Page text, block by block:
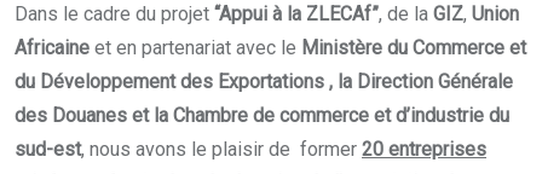
Dans le cadre du projet “Appui à la ZLECAf”, de la GIZ, Union
Africaine et en partenariat avec le Ministère du Commerce et
du Développement des Exportations , la Direction Générale
des Douanes et la Chambre de commerce et d’industrie du
sud-est, nous avons le plaisir de former 20 entreprises